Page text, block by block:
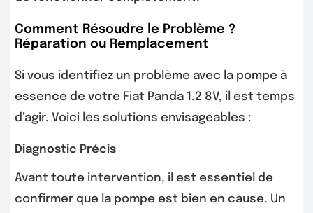
Comment Résoudre le Problème ?
Réparation ou Remplacement
Si vous identifiez un problème avec la pompe à
essence de votre Fiat Panda 1.2 8V, il est temps
d’agir. Voici les solutions envisageables :
Diagnostic Précis
Avant toute intervention, il est essentiel de
confirmer que la pompe est bien en cause. Un